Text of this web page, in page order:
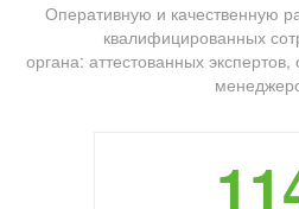
Оперативную и качественную
квалифицированных
органа: аттестованных